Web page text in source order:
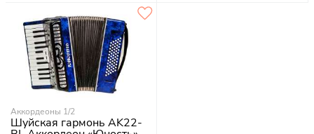
Аккордеоны 1/2
Шуйская гармонь AK22-